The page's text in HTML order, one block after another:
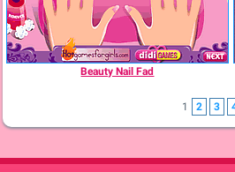
Beauty Nail Fad
1 2 3